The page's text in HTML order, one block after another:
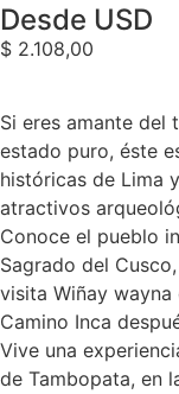
Desde USD
$ 2.108,00
Si eres amante del
estado puro, éste
históricas de Lima
atractivos
Conoce el pueblo
Sagrado del
visita Wiñay
Camino Inca
Vive una
de Tambopata, en